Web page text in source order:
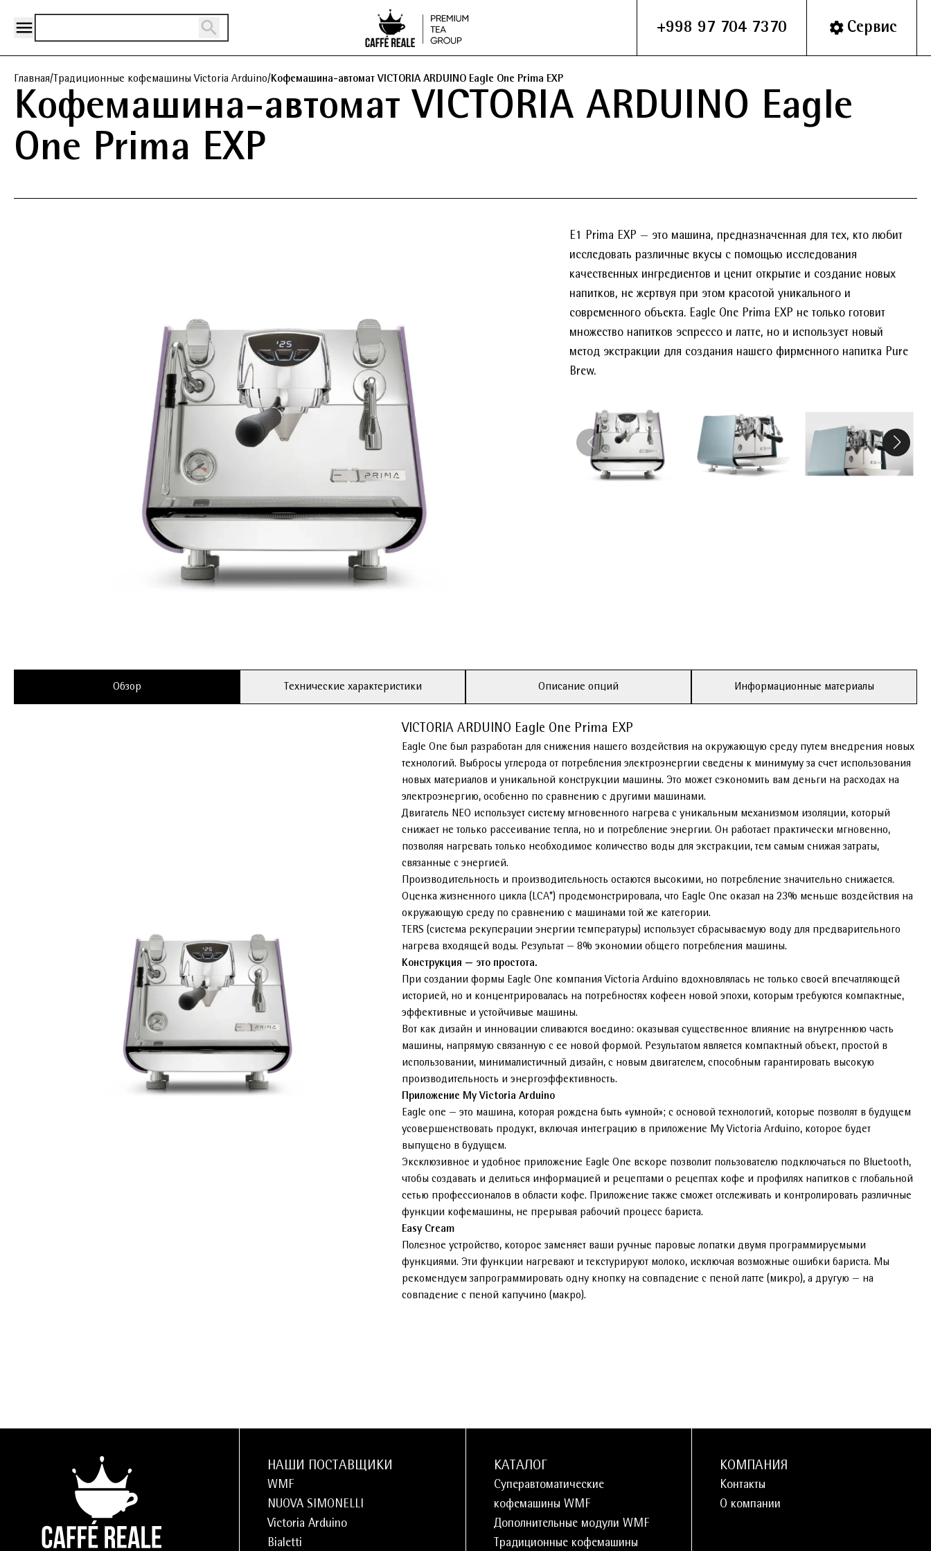
+998 97 704 7370 Сервис
Главная/ Традиционные кофемашины Victoria Arduino/ Кофемашина-автомат VICTORIA ARDUINO Eagle One Prima EXP
Кофемашина-автомат VICTORIA ARDUINO Eagle
One Prima EXP
E1 Prima EXP — это машина, предназначенная для тех, кто любит
исследовать различные вкусы с помощью исследования
качественных ингредиентов и ценит открытие и создание новых
напитков, не жертвуя при этом красотой уникального и
современного объекта. Eagle One Prima EXP не только готовит
множество напитков эспрессо и латте, но и использует новый
метод экстракции для создания нашего фирменного напитка Pure
Brew.
Обзор Технические характеристики Описание опций Информационные материалы
VICTORIA ARDUINO Eagle One Prima EXP
Eagle One был разработан для снижения нашего воздействия на окружающую среду путем внедрения новых
технологий. Выбросы углерода от потребления электроэнергии сведены к минимуму за счет использования
новых материалов и уникальной конструкции машины. Это может сэкономить вам деньги на расходах на
электроэнергию, особенно по сравнению с другими машинами.
Двигатель NEO использует систему мгновенного нагрева с уникальным механизмом изоляции, который
снижает не только рассеивание тепла, но и потребление энергии. Он работает практически мгновенно,
позволяя нагревать только необходимое количество воды для экстракции, тем самым снижая затраты,
связанные с энергией.
Производительность и производительность остаются высокими, но потребление значительно снижается.
Оценка жизненного цикла (LCA*) продемонстрировала, что Eagle One оказал на 23% меньше воздействия на
окружающую среду по сравнению с машинами той же категории.
TERS (система рекуперации энергии температуры) использует сбрасываемую воду для предварительного
нагрева входящей воды. Результат — 8% экономии общего потребления машины.
Конструкция — это простота.
При создании формы Eagle One компания Victoria Arduino вдохновлялась не только своей впечатляющей
историей, но и концентрировалась на потребностях кофеен новой эпохи, которым требуются компактные,
эффективные и устойчивые машины.
Вот как дизайн и инновации сливаются воедино: оказывая существенное влияние на внутреннюю часть
машины, напрямую связанную с ее новой формой. Результатом является компактный объект, простой в
использовании, минималистичный дизайн, с новым двигателем, способным гарантировать высокую
производительность и энергоэффективность.
Приложение My Victoria Arduino
Eagle one — это машина, которая рождена быть «умной»; с основой технологий, которые позволят в будущем
усовершенствовать продукт, включая интеграцию в приложение My Victoria Arduino, которое будет
выпущено в будущем.
Эксклюзивное и удобное приложение Eagle One вскоре позволит пользователю подключаться по Bluetooth,
чтобы создавать и делиться информацией и рецептами о рецептах кофе и профилях напитков с глобальной
сетью профессионалов в области кофе. Приложение также сможет отслеживать и контролировать различные
функции кофемашины, не прерывая рабочий процесс бариста.
Easy Cream
Полезное устройство, которое заменяет ваши ручные паровые лопатки двумя программируемыми
функциями. Эти функции нагревают и текстурируют молоко, исключая возможные ошибки бариста. Мы
рекомендуем запрограммировать одну кнопку на совпадение с пеной латте (микро), а другую — на
совпадение с пеной капучино (макро).
НАШИ ПОСТАВЩИКИ
WMF
NUOVA SIMONELLI
Victoria Arduino
Bialetti
КАТАЛОГ
Суперавтоматические
кофемашины WMF
Дополнительные модули WMF
Традиционные кофемашины
КОМПАНИЯ
Контакты
О компании